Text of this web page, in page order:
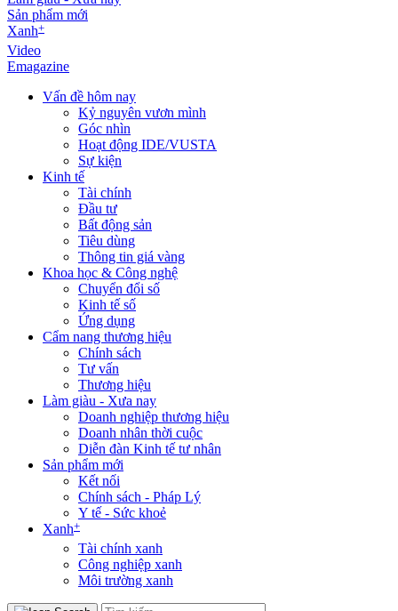
Sản phẩm mới
Xanh+
Video
Emagazine
Vấn đề hôm nay
Kỷ nguyên vươn mình
Góc nhìn
Hoạt động IDE/VUSTA
Sự kiện
Kinh tế
Tài chính
Đầu tư
Bất động sản
Tiêu dùng
Thông tin giá vàng
Khoa học & Công nghệ
Chuyển đổi số
Kinh tế số
Ứng dụng
Cẩm nang thương hiệu
Chính sách
Tư vấn
Thương hiệu
Làm giàu - Xưa nay
Doanh nghiệp thương hiệu
Doanh nhân thời cuộc
Diễn đàn Kinh tế tư nhân
Sản phẩm mới
Kết nối
Chính sách - Pháp Lý
Y tế - Sức khoẻ
Xanh+
Tài chính xanh
Công nghiệp xanh
Môi trường xanh